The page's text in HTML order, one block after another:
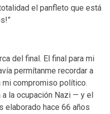
el panfleto que está
del final. El final para mi
permítanme recordar a
mi compromiso político.
la ocupación Nazi — y el
elaborado hace 66 años